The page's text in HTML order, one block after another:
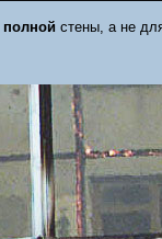
полной стены, а не